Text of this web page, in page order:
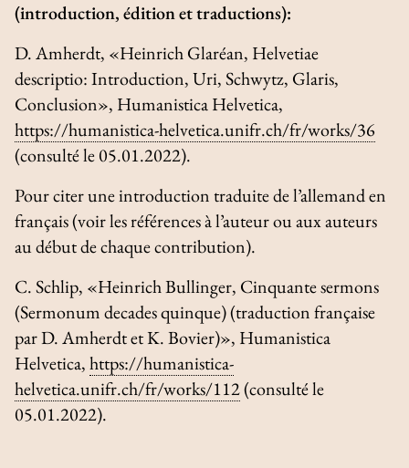
(introduction, édition et traductions):
D. Amherdt, «Heinrich Glaréan, Helvetiae
descriptio: Introduction, Uri, Schwytz, Glaris,
Conclusion», Humanistica Helvetica,
https://humanistica-helvetica.unifr.ch/fr/works/36
(consulté le 05.01.2022).
Pour citer une introduction traduite de l’allemand en
français (voir les références à l’auteur ou aux auteurs
au début de chaque contribution).
C. Schlip, «Heinrich Bullinger, Cinquante sermons
(Sermonum decades quinque) (traduction française
par D. Amherdt et K. Bovier)», Humanistica
Helvetica,https://humanistica-
helvetica.unifr.ch/fr/works/112(consulté le
05.01.2022).